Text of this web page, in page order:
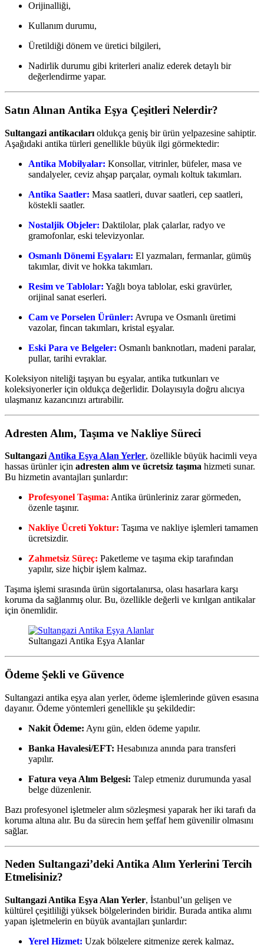
Orijinalliği,
Kullanım durumu,
Üretildiği dönem ve üretici bilgileri,
Nadirlik durumu gibi kriterleri analiz ederek detaylı bir
değerlendirme yapar.
Satın Alınan Antika Eşya Çeşitleri Nelerdir?
Sultangazi antikacıları oldukça geniş bir ürün yelpazesine sahiptir.
Aşağıdaki antika türleri genellikle büyük ilgi görmektedir:
Antika Mobilyalar: Konsollar, vitrinler, büfeler, masa ve
sandalyeler, ceviz ahşap parçalar, oymalı koltuk takımları.
Antika Saatler: Masa saatleri, duvar saatleri, cep saatleri,
köstekli saatler.
Nostaljik Objeler: Daktilolar, plak çalarlar, radyo ve
gramofonlar, eski televizyonlar.
Osmanlı Dönemi Eşyaları: El yazmaları, fermanlar, gümüş
takımlar, divit ve hokka takımları.
Resim ve Tablolar: Yağlı boya tablolar, eski gravürler,
orijinal sanat eserleri.
Cam ve Porselen Ürünler: Avrupa ve Osmanlı üretimi
vazolar, fincan takımları, kristal eşyalar.
Eski Para ve Belgeler: Osmanlı banknotları, madeni paralar,
pullar, tarihi evraklar.
Koleksiyon niteliği taşıyan bu eşyalar, antika tutkunları ve
koleksiyonerler için oldukça değerlidir. Dolayısıyla doğru alıcıya
ulaşmanız kazancınızı artırabilir.
Adresten Alım, Taşıma ve Nakliye Süreci
Sultangazi Antika Eşya Alan Yerler, özellikle büyük hacimli veya
hassas ürünler için adresten alım ve ücretsiz taşıma hizmeti sunar.
Bu hizmetin avantajları şunlardır:
Profesyonel Taşıma: Antika ürünleriniz zarar görmeden,
özenle taşınır.
Nakliye Ücreti Yoktur: Taşıma ve nakliye işlemleri tamamen
ücretsizdir.
Zahmetsiz Süreç: Paketleme ve taşıma ekip tarafından
yapılır, size hiçbir işlem kalmaz.
Taşıma işlemi sırasında ürün sigortalanırsa, olası hasarlara karşı
koruma da sağlanmış olur. Bu, özellikle değerli ve kırılgan antikalar
için önemlidir.
Sultangazi Antika Eşya Alanlar
Ödeme Şekli ve Güvence
Sultangazi antika eşya alan yerler, ödeme işlemlerinde güven esasına
dayanır. Ödeme yöntemleri genellikle şu şekildedir:
Nakit Ödeme: Aynı gün, elden ödeme yapılır.
Banka Havalesi/EFT: Hesabınıza anında para transferi
yapılır.
Fatura veya Alım Belgesi: Talep etmeniz durumunda yasal
belge düzenlenir.
Bazı profesyonel işletmeler alım sözleşmesi yaparak her iki tarafı da
koruma altına alır. Bu da sürecin hem şeffaf hem güvenilir olmasını
sağlar.
Neden Sultangazi’deki Antika Alım Yerlerini Tercih
Etmelisiniz?
Sultangazi Antika Eşya Alan Yerler, İstanbul’un gelişen ve
kültürel çeşitliliği yüksek bölgelerinden biridir. Burada antika alımı
yapan işletmelerin en büyük avantajları şunlardır:
Yerel Hizmet: Uzak bölgelere gitmenize gerek kalmaz,